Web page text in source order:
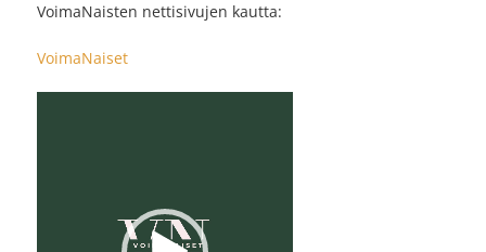
VoimaNaisten nettisivujen kautta:
VoimaNaiset